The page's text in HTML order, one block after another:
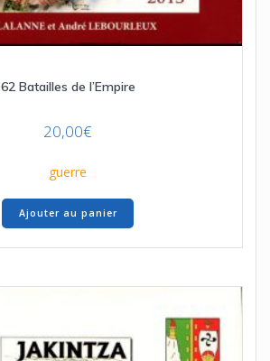
62 Batailles de l’Empire
20,00€
guerre
Ajouter au panier